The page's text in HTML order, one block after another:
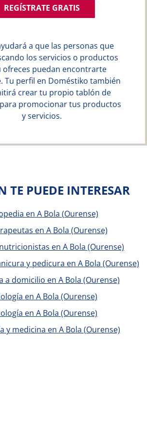
REGÍSTRATE GRATIS
a que las personas que
los servicios o productos
ofreces puedan encontrarte
Tu perfil en Doméstiko también
crear tu propio tablón de
promocionar tus productos
y servicios.
TE PUEDE INTERESAR
en A Bola (Ourense)
en A Bola (Ourense)
en A Bola (Ourense)
y pedicura en A Bola (Ourense)
a domicilio en A Bola (Ourense)
en A Bola (Ourense)
en A Bola (Ourense)
y medicina en A Bola (Ourense)